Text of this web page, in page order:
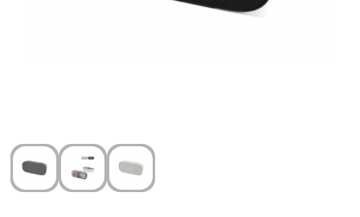
Wijn, bier en proeverij
Zomerpakketten